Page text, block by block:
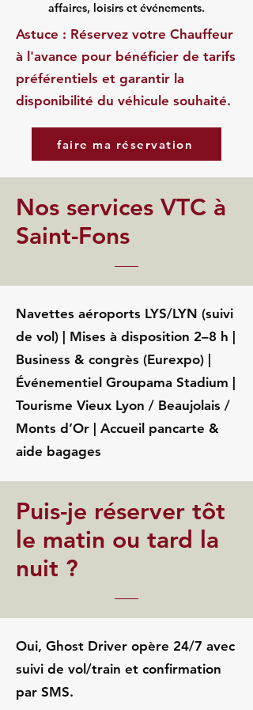
affaires, loisirs et événements.
Astuce : Réservez votre Chauffeur
à l'avance pour bénéficier de tarifs
préférentiels et garantir la
disponibilité du véhicule souhaité.
faire ma réservation
Nos services VTC à
Saint-Fons
Navettes aéroports LYS/LYN (suivi
de vol) | Mises à disposition 2–8 h |
Business & congrès (Eurexpo) |
Événementiel Groupama Stadium |
Tourisme Vieux Lyon / Beaujolais /
Monts d’Or | Accueil pancarte &
aide bagages
Puis-je réserver tôt
le matin ou tard la
nuit ?
Oui, Ghost Driver opère 24/7 avec
suivi de vol/train et confirmation
par SMS.